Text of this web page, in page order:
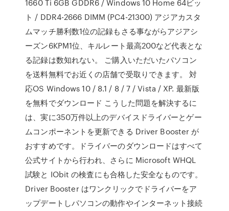
1660 Ti 6GB GDDR6 / Windows 10 Home 64ビッ
ト / DDR4-2666 DIMM (PC4-21300) アジアカスタ
ムマッチ勝利数1位の記録もさる事ながらアジアシ
ーズン6KPM1位、キルレート最高200など代表とな
る記録は数知れない。 ご購入いただいたパソコン
を送料無料でお近くの店舗で受取りできます。 対
応OS Windows 10 / 8.1 / 8 / 7 / Vista / XP. 最新版
を無料でダウンロード こうした問題を解決するに
は、実に350万件以上のデバイスドライバーとゲー
ムコンポーネントを更新できる Driver Booster が
おすすめです。ドライバーのダウンロードはすべて
公式サイトから行われ、さらに Microsoft WHQL
試験と IObit の検査にも合格した安全なものです。
Driver Booster はワンクリックでドライバーをア
ップデートしパソコンの動作やインターネット接続